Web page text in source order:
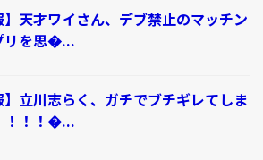
】天才ワイさん、デブ禁止のマッチン
リを思�...
】立川志らく、ガチでブチギレてしま
！！！�...